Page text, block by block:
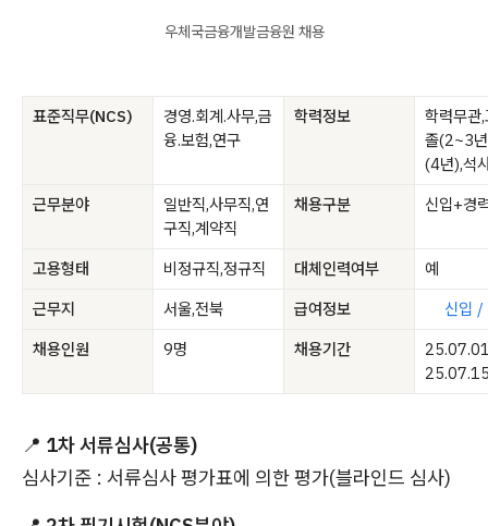
우체국금융개발금융원 채용
표준직무(NCS)
경영.회계.사무,금
융.보험,연구
학력정보
학력무관
졸(2~3
(4년),석
근무분야
일반직,사무직,연
구직,계약직
채용구분 신입+경
고용형태 비정규직,정규직 대체인력여부
예
근무지
서울,전북 급여정보
신입 /
채용인원
9명 채용기간
📍 1차 서류심사(공통)
심사기준 : 서류심사 평가표에 의한 평가(블라인드 심사)